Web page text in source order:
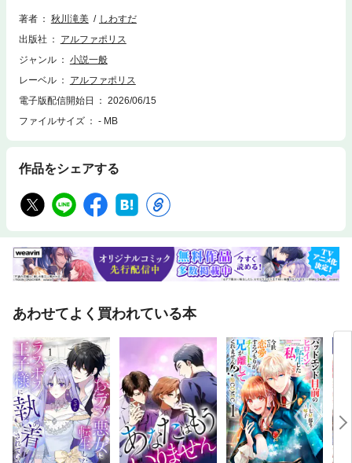
著者 秋川滝美
しわすだ
出版社
アルファポリス
ジャンル
小説一般
レーベル
アルファポリス
電子版配信開始日
2026/06/15
ファイルサイズ
- MB
作品をシェアする
あわせてよく買われている本